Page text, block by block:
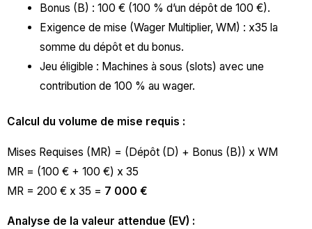
Bonus (B) : 100 € (100 % d’un dépôt de 100 €).
Exigence de mise (Wager Multiplier, WM) : x35 la
somme du dépôt et du bonus.
Jeu éligible : Machines à sous (slots) avec une
contribution de 100 % au wager.
Calcul du volume de mise requis :
Mises Requises (MR) = (Dépôt (D) + Bonus (B)) x WM
MR = (100 € + 100 €) x 35
MR = 200 € x 35 = 7 000 €
Analyse de la valeur attendue (EV) :